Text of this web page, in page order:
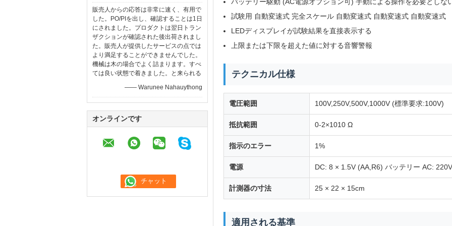
販売人からの応答は非常に速く、有用で
した。PO/PIを出し、確認することは1日
にされました。プロダクトは翌日トラン
ザクションが確認された後出荷されまし
た。販売人が提供したサービスの点では
より満足することができませんでした。
機械は木の場合でよく詰まります。すべ
ては良い状態で着きました。と来られる
—— Warunee Nahauythong
オンラインです
試験用 自動変速式 完全スケール 自動変速式 自動変速式 自動変速式
LEDディスプレイが試験結果を直接表示する
上限または下限を超えた値に対する音響警報
テクニカル仕様
電圧範囲 100V,250V,500V,1000V (標準要求:100V)
抵抗範囲 0-2×1010 Ω
指示のエラー 1%
電源 DC: 8 × 1.5V (AA,R6) バッテリー AC:
計測器の寸法 25 × 22 × 15cm
適用される基準